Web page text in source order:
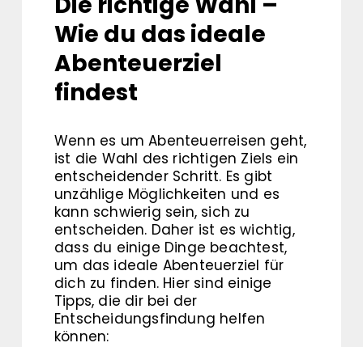
Wie du das ideale
Abenteuerziel
findest
Wenn es um Abenteuerreisen geht,
ist die Wahl des richtigen Ziels ein
entscheidender Schritt. Es gibt
unzählige Möglichkeiten und es
kann schwierig sein, sich zu
entscheiden. Daher ist es wichtig,
dass du einige Dinge beachtest,
um das ideale Abenteuerziel für
dich zu finden. Hier sind einige
Tipps, die dir bei der
Entscheidungsfindung helfen
können: